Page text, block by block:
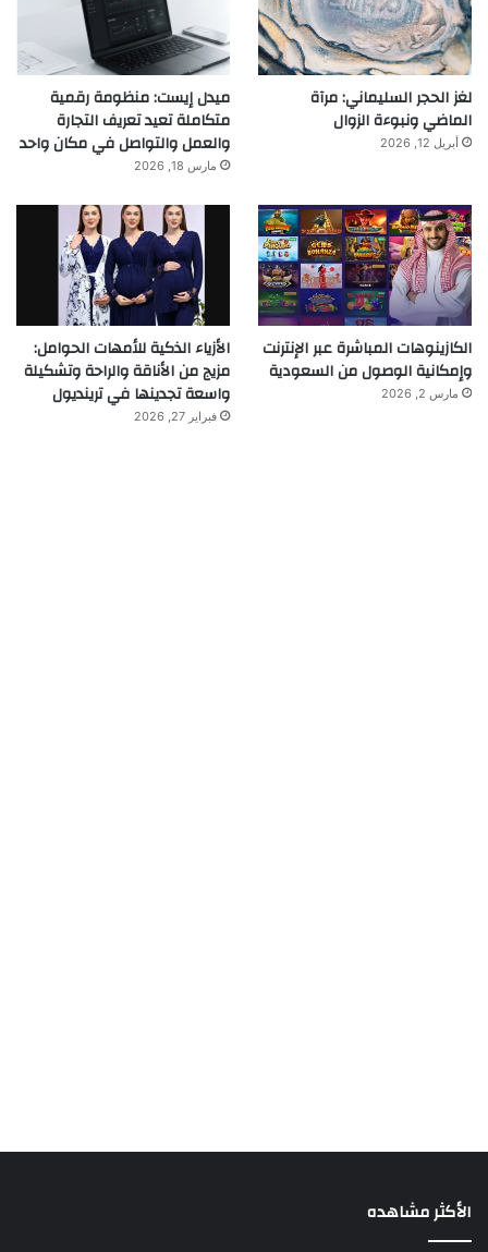
لغز الحجر السليماني: مرآة
الماضي ونبوءة الزوال
أبريل 12, 2026
ميدل إيست: منظومة رقمية
متكاملة تعيد تعريف التجارة
والعمل والتواصل في مكان واحد
مارس 18, 2026
الكازينوهات المباشرة عبر الإنترنت
وإمكانية الوصول من السعودية
مارس 2, 2026
الأزياء الذكية للأمهات الحوامل:
مزيج من الأناقة والراحة وتشكيلة
واسعة تجدينها في ترينديول
فبراير 27, 2026
الأكثر مشاهده